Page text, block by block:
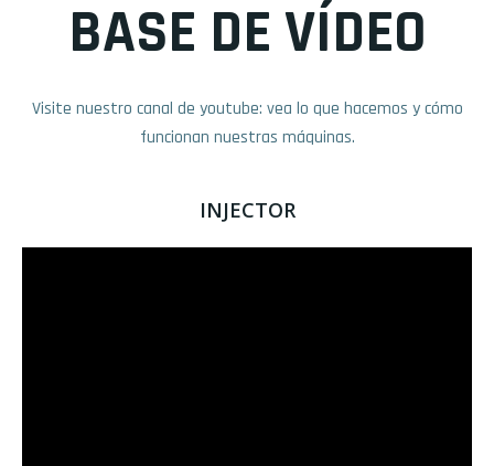
BASE DE VÍDEO
Visite nuestro canal de youtube: vea lo que hacemos y cómo
funcionan nuestras máquinas.
INJECTOR